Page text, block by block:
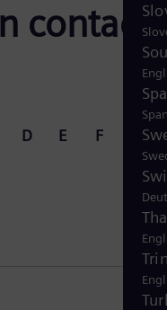
D E F